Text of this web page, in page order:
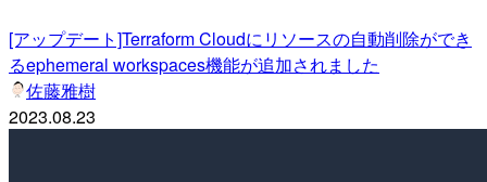
[アップデート]Terraform Cloudにリソースの自動削除ができ
るephemeral workspaces機能が追加されました
佐藤雅樹
2023.08.23